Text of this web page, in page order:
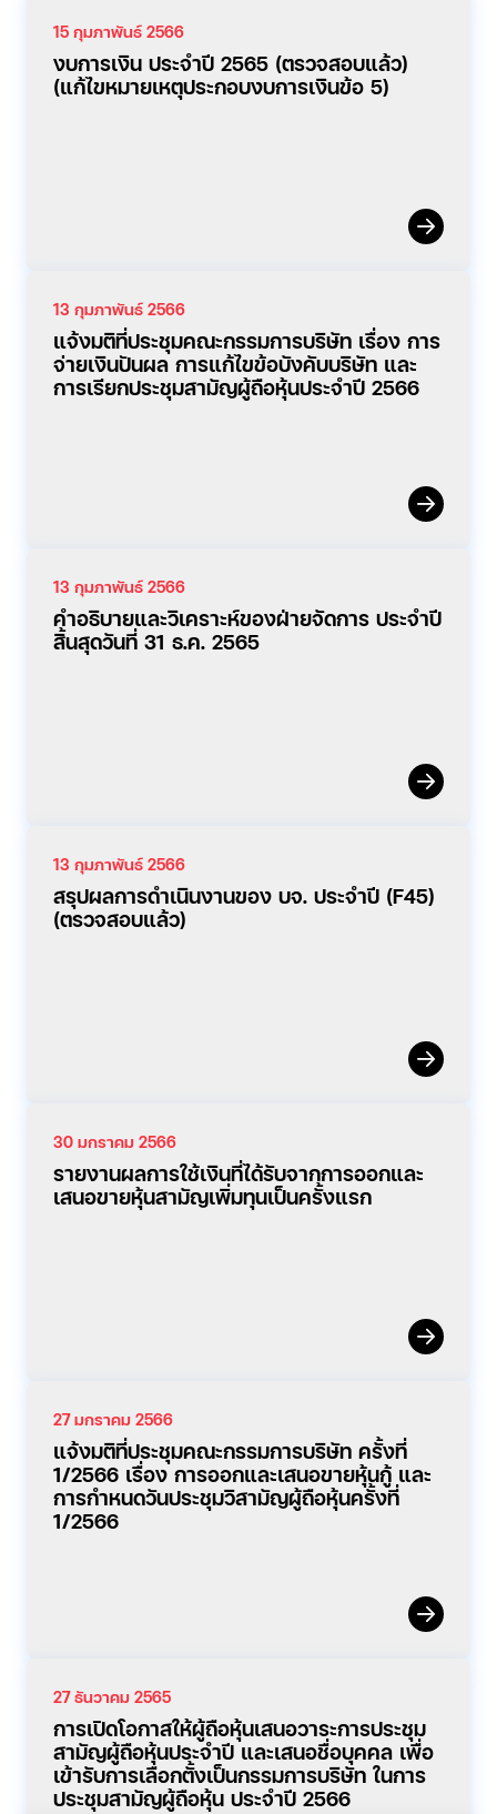
15 กุมภาพันธ์ 2566
งบการเงิน ประจำปี 2565 (ตรวจสอบแล้ว)
(แก้ไขหมายเหตุประกอบงบการเงินข้อ 5)
13 กุมภาพันธ์ 2566
แจ้งมติที่ประชุมคณะกรรมการบริษัท เรื่อง การ
จ่ายเงินปันผล การแก้ไขข้อบังคับบริษัท และ
การเรียกประชุมสามัญผู้ถือหุ้นประจำปี 2566
13 กุมภาพันธ์ 2566
คำอธิบายและวิเคราะห์ของฝ่ายจัดการ ประจำปี
สิ้นสุดวันที่ 31 ธ.ค. 2565
13 กุมภาพันธ์ 2566
สรุปผลการดำเนินงานของ บจ. ประจำปี (F45)
(ตรวจสอบแล้ว)
30 มกราคม 2566
รายงานผลการใช้เงินที่ได้รับจากการออกและ
เสนอขายหุ้นสามัญเพิ่มทุนเป็นครั้งแรก
27 มกราคม 2566
แจ้งมติที่ประชุมคณะกรรมการบริษัท ครั้งที่
1/2566 เรื่อง การออกและเสนอขายหุ้นกู้ และ
การกำหนดวันประชุมวิสามัญผู้ถือหุ้นครั้งที่
1/2566
27 ธันวาคม 2565
การเปิดโอกาสให้ผู้ถือหุ้นเสนอวาระการประชุม
สามัญผู้ถือหุ้นประจำปี และเสนอชื่อบุคคล เพื่อ
เข้ารับการเลือกตั้งเป็นกรรมการบริษัท ในการ
ประชุมสามัญผู้ถือหุ้น ประจำปี 2566